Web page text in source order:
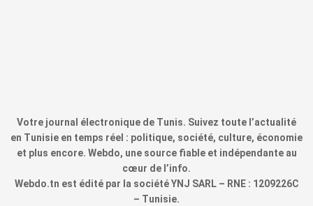
Votre journal électronique de Tunis. Suivez toute l’actualité
en Tunisie en temps réel : politique, société, culture, économie
et plus encore. Webdo, une source fiable et indépendante au
cœur de l’info.
Webdo.tn est édité par la société YNJ SARL – RNE : 1209226C
– Tunisie.